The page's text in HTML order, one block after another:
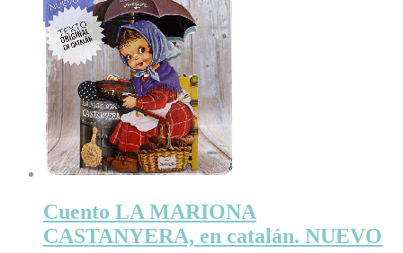
Cuento LA MARIONA
CASTANYERA, en catalán. NUEVO